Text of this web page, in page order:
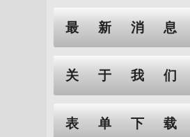
最新消息
关于我们
表单下载